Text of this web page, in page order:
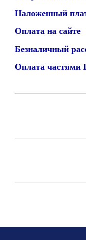
Наложенный
Оплата на сайте
Безналичный
Оплата частями